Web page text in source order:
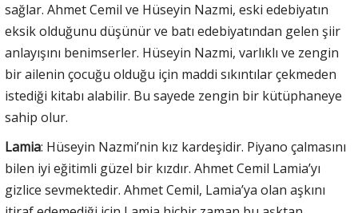
sağlar. Ahmet Cemil ve Hüseyin Nazmi, eski edebiyatın
eksik olduğunu düşünür ve batı edebiyatından gelen şiir
anlayışını benimserler. Hüseyin Nazmi, varlıklı ve zengin
bir ailenin çocuğu olduğu için maddi sıkıntılar çekmeden
istediği kitabı alabilir. Bu sayede zengin bir kütüphaneye
sahip olur.
Lamia: Hüseyin Nazmi’nin kız kardeşidir. Piyano çalmasını
bilen iyi eğitimli güzel bir kızdır. Ahmet Cemil Lamia’yı
gizlice sevmektedir. Ahmet Cemil, Lamia’ya olan aşkını